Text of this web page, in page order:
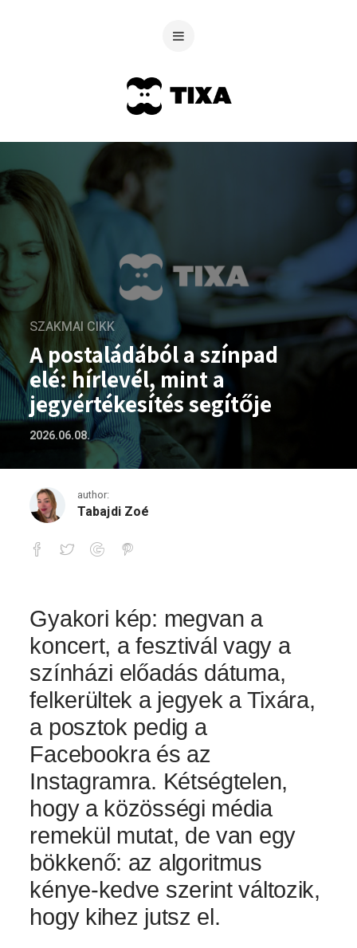
SZAKMAI CIKK
A postaládából a színpad
elé: hírlevél, mint a
jegyértékesítés segítője
2026.06.08.
author:
Tabajdi Zoé
A postaládából a színpad elé:
Gyakori kép: megvan a
koncert, a fesztivál vagy a
színházi előadás dátuma,
felkerültek a jegyek a Tixára,
a posztok pedig a
Facebookra és az
Instagramra. Kétségtelen,
hogy a közösségi média
remekül mutat, de van egy
bökkenő: az algoritmus
kénye-kedve szerint változik,
hogy kihez jutsz el.